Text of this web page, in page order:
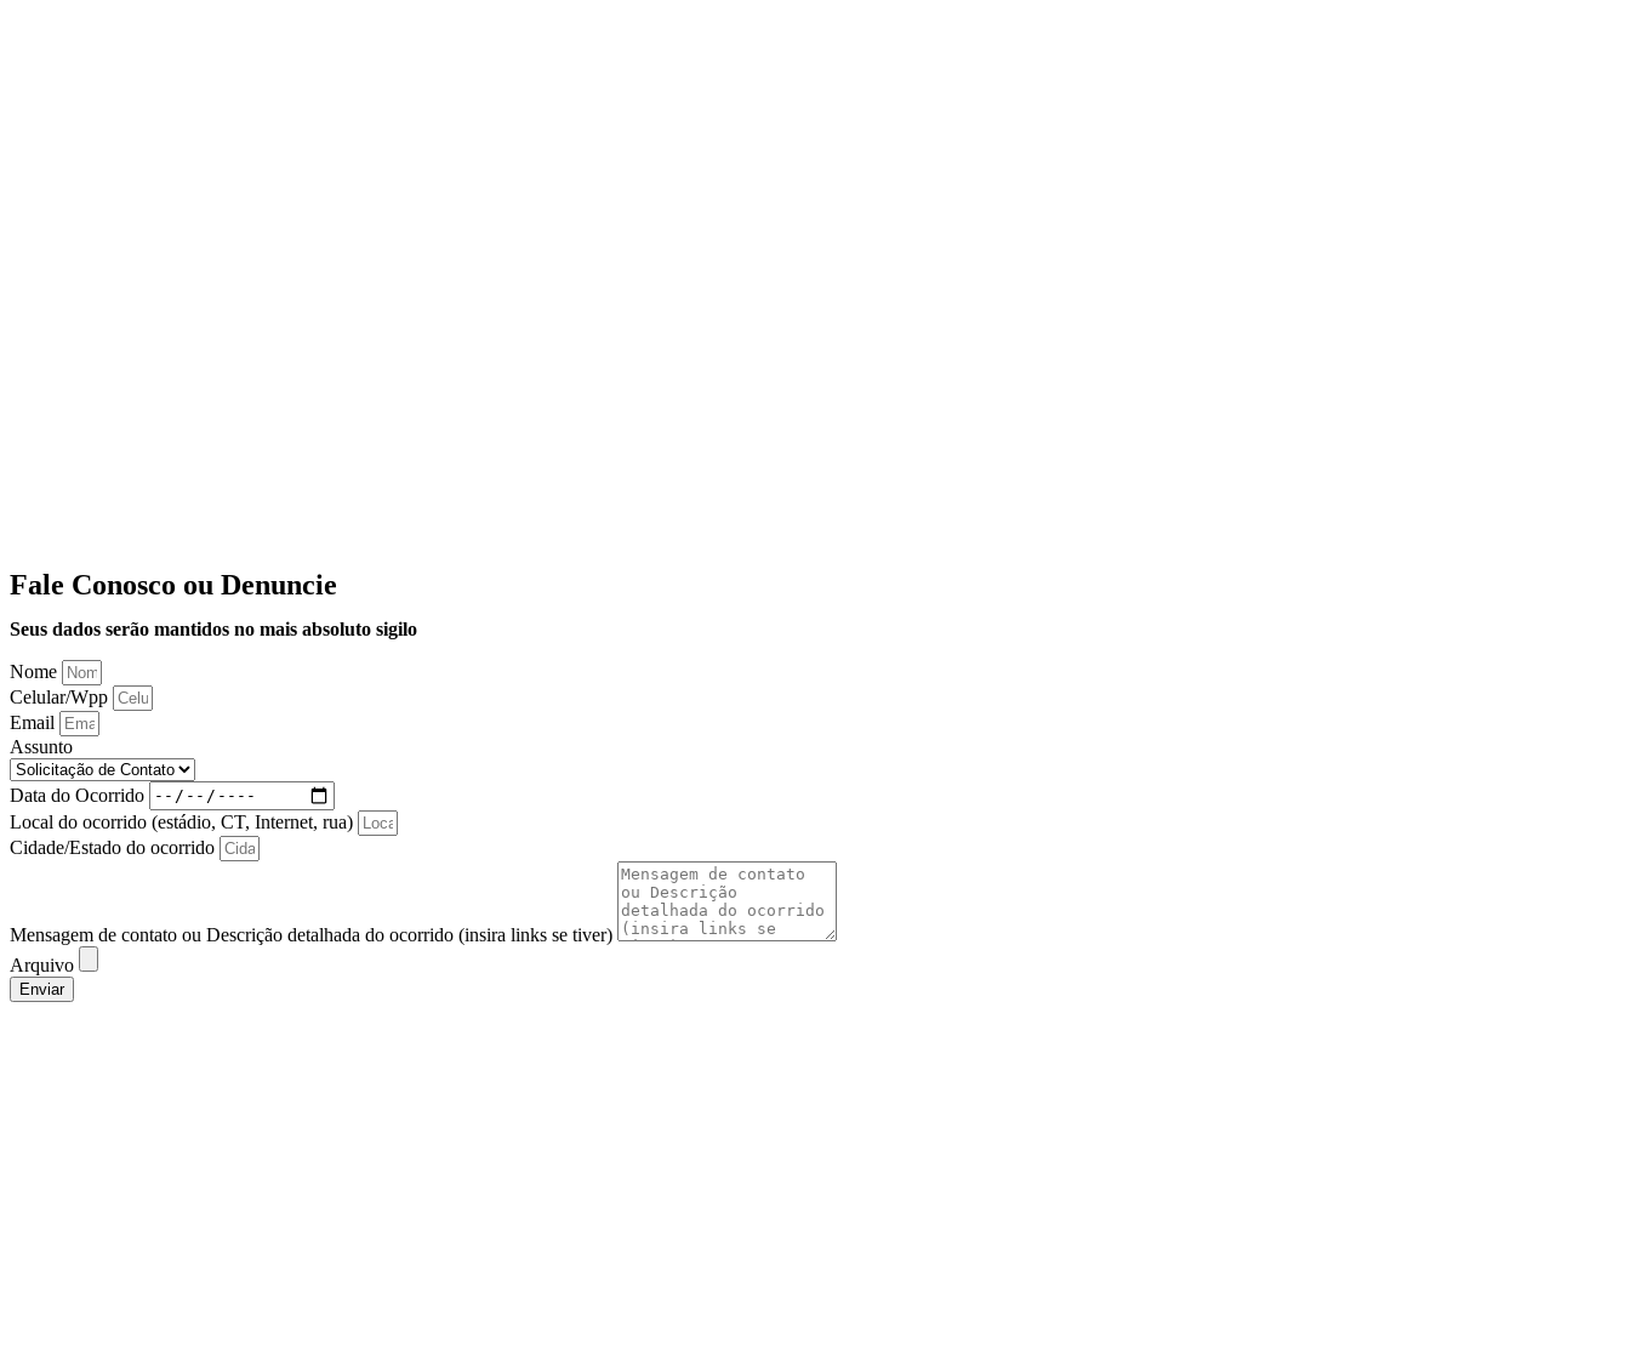
Fale Conosco ou Denuncie
Seus dados serão mantidos no mais absoluto sigilo
Nome
Celular/Wpp
Email
Assunto
Data do Ocorrido
Local do ocorrido (estádio, CT, Internet, rua)
Cidade/Estado do ocorrido
Mensagem de contato ou Descrição detalhada do ocorrido (insira links se tiver)
Arquivo
Enviar